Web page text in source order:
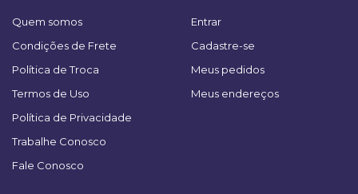
Quem somos
Condições de Frete
Política de Troca
Termos de Uso
Política de Privacidade
Trabalhe Conosco
Fale Conosco
Entrar
Cadastre-se
Meus pedidos
Meus endereços